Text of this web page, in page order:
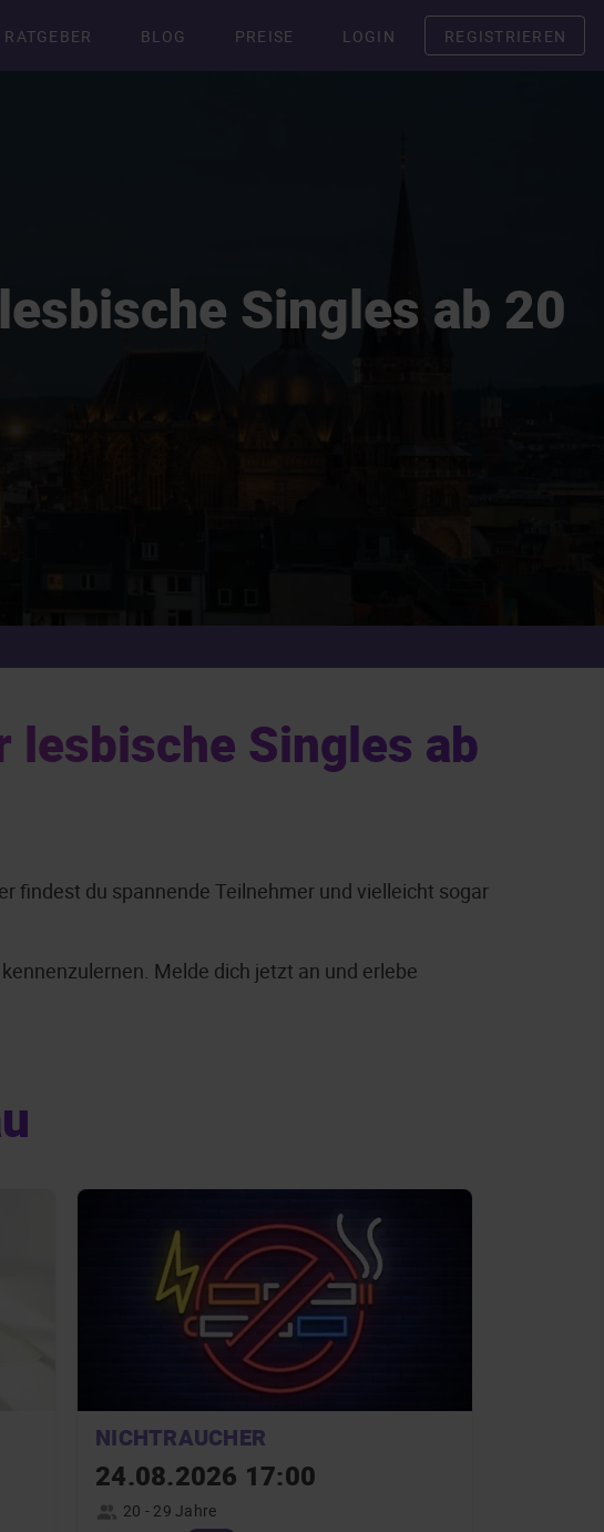
RATGEBER BLOG PREISE LOGIN REGISTRIEREN
Singles ab 20
lesbische Singles ab
findest du spannende Teilnehmer und vielleicht sogar
Melde dich jetzt an und erlebe
NICHTRAUCHER
24.08.2026 17:00
20 - 29 Jahre